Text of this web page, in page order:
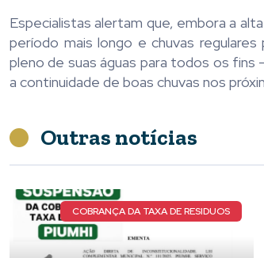
Especialistas alertam que, embora a
período mais longo e chuvas
pleno de suas águas para todos os
a continuidade de boas chuvas nos
Outras notícias
RESIDUOS NOVOS